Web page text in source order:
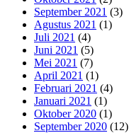
September 2021 (3)
Agustus 2021 (1)
Juli 2021 (4)
Juni 2021 (5)
Mei 2021 (7)
April 2021 (1)
Februari 2021 (4)
Januari 2021 (1)
Oktober 2020 (1)
September 2020 (12)